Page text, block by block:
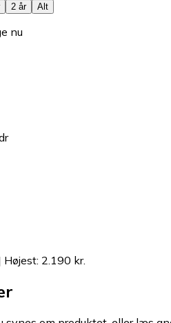
2 år Alt
nu
Højest: 2.190 kr.